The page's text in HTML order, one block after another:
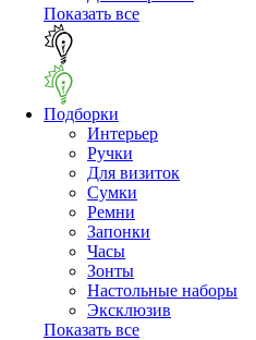
Показать все
Подборки
Интерьер
Ручки
Для визиток
Сумки
Ремни
Запонки
Часы
Зонты
Настольные наборы
Эксклюзив
Показать все